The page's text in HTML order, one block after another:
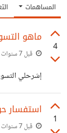
المساهمات
4
ماهو
قبل 7 سنوات
إشرحلي
1
استفسار
قبل 7 سنوات